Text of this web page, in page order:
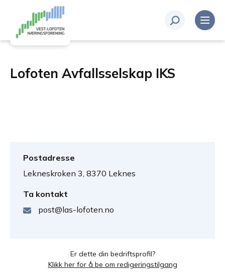
Lofoten Avfallsselskap IKS
Postadresse
Lekneskroken 3, 8370 Leknes
Ta kontakt
post@las-lofoten.no
Er dette din bedriftsprofil?
Klikk her for å be om redigeringstilgang